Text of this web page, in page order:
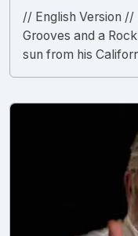
// English Version
Grooves and a
sun from his